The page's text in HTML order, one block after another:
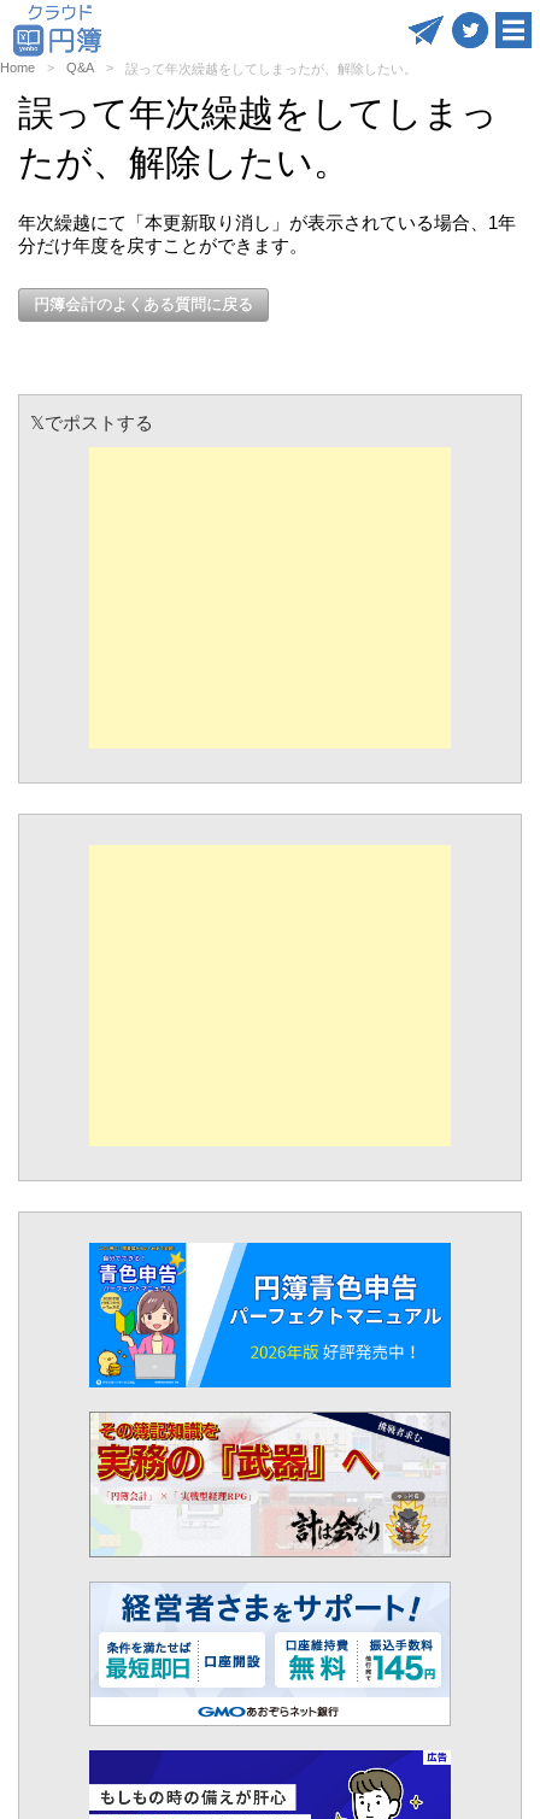
Home Q&A 誤って年次繰越をしてしまったが、解除したい。
誤って年次繰越をしてしまっ
たが、解除したい。
年次繰越にて「本更新取り消し」が表示されている場合、1年
分だけ年度を戻すことができます。
円簿会計のよくある質問に戻る
𝕏でポストする